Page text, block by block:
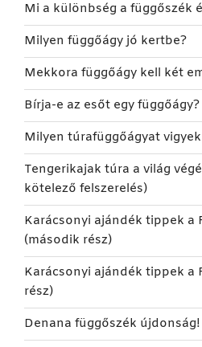
Mi a különbség a függőszék
Milyen függőágy jó kertbe?
Mekkora függőágy kell két
Bírja-e az esőt egy függőágy?
Milyen túrafüggőágyat
Tengerikajak túra a világ
kötelező felszerelés)
Karácsonyi ajándék tippek a
(második rész)
Karácsonyi ajándék tippek a
rész)
Denana függőszék újdonság!